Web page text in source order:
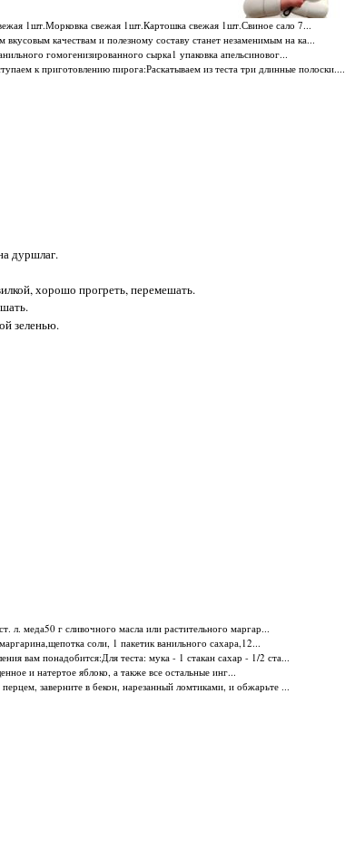
1шт.Морковка свежая 1шт.Картошка свежая 1шт.Свиное сало 7...
качествам и полезному составу станет незаменимым на ка...
гомогенизированного сырка1 упаковка апельсиновог...
к приготовлению пирога:Раскатываем из теста три длинные полоски....
дуршлаг.
хорошо прогреть, перемешать.
зеленью.
л. меда50 г сливочного масла или растительного маргар...
соли, 1 пакетик ванильного сахара,12...
вам понадобится:Для теста: мука - 1 стакан сахар - 1/2 ста...
и натертое яблоко, а также все остальные инг...
заверните в бекон, нарезанный ломтиками, и обжарьте ...